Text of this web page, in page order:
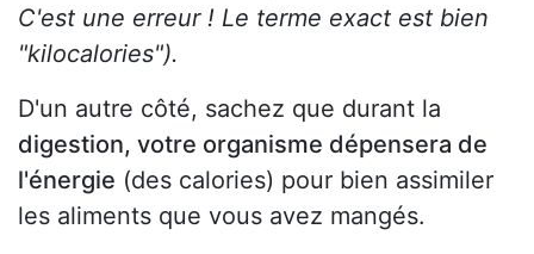
C'est une erreur ! Le terme exact est bien
"kilocalories").
D'un autre côté, sachez que durant la
digestion, votre organisme dépensera de
l'énergie (des calories) pour bien assimiler
les aliments que vous avez mangés.